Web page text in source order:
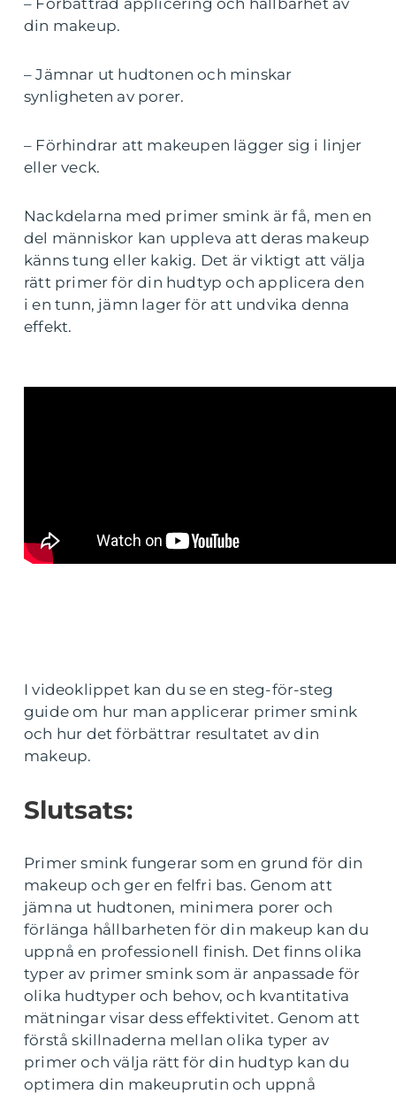
din makeup.
– Jämnar ut hudtonen och minskar
synligheten av porer.
– Förhindrar att makeupen lägger sig i linjer
eller veck.
Nackdelarna med primer smink är få, men en
del människor kan uppleva att deras makeup
känns tung eller kakig. Det är viktigt att välja
rätt primer för din hudtyp och applicera den
i en tunn, jämn lager för att undvika denna
effekt.
I videoklippet kan du se en steg-för-steg
guide om hur man applicerar primer smink
och hur det förbättrar resultatet av din
makeup.
Slutsats:
Primer smink fungerar som en grund för din
makeup och ger en felfri bas. Genom att
jämna ut hudtonen, minimera porer och
förlänga hållbarheten för din makeup kan du
uppnå en professionell finish. Det finns olika
typer av primer smink som är anpassade för
olika hudtyper och behov, och kvantitativa
mätningar visar dess effektivitet. Genom att
förstå skillnaderna mellan olika typer av
primer och välja rätt för din hudtyp kan du
optimera din makeuprutin och uppnå